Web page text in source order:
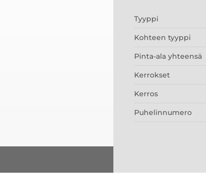
Tyyppi
Kohteen tyyppi
Pinta-ala yhteensä
Kerrokset
Kerros
Puhelinnumero